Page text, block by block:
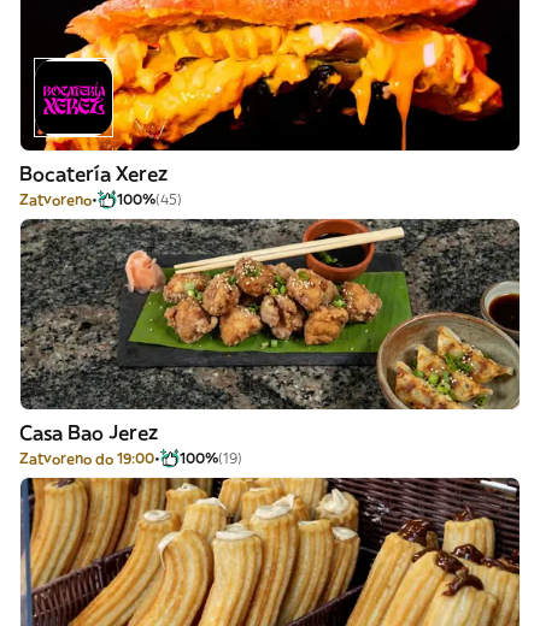
Bocatería Xerez
Zatvoreno 100%(45)
Casa Bao Jerez
Zatvoreno do 19:00 100%(19)